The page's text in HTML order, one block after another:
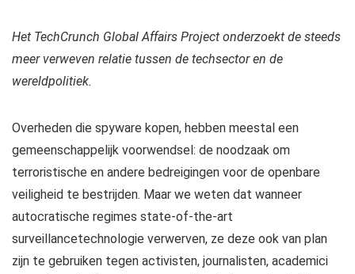
Het TechCrunch Global Affairs Project onderzoekt de steeds
meer verweven relatie tussen de techsector en de
wereldpolitiek.
Overheden die spyware kopen, hebben meestal een
gemeenschappelijk voorwendsel: de noodzaak om
terroristische en andere bedreigingen voor de openbare
veiligheid te bestrijden. Maar we weten dat wanneer
autocratische regimes state-of-the-art
surveillancetechnologie verwerven, ze deze ook van plan
zijn te gebruiken tegen activisten, journalisten, academici